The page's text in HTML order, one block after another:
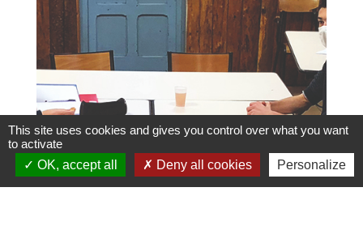
This site uses cookies and gives you control over what you want
to activate
OK, accept all
Deny all cookies Personalize